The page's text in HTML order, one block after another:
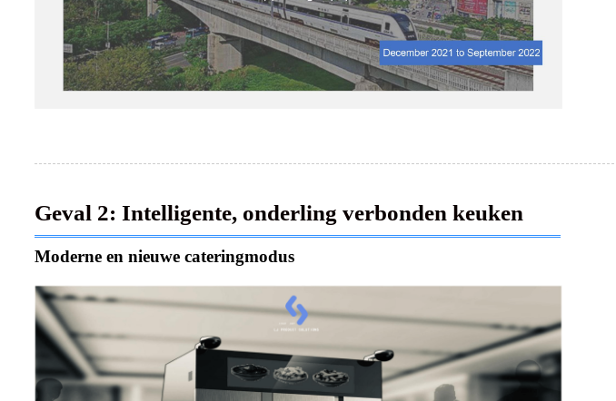
Geval 2: Intelligente, onderling verbonden keuken
Moderne en nieuwe cateringmodus